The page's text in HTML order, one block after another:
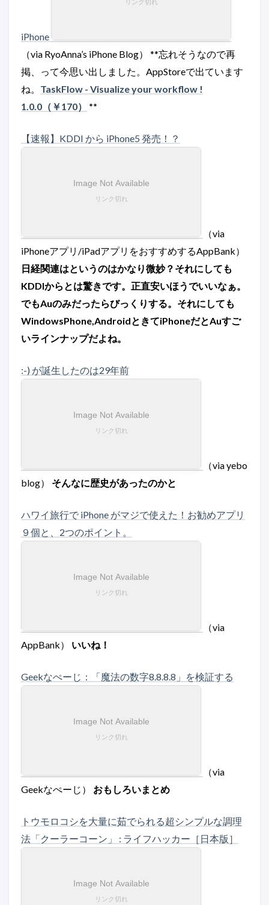
iPhone
（via RyoAnna’s iPhone Blog） **忘れそうなので再
掲、って今思い出しました。AppStoreで出ています
ね。 TaskFlow - Visualize your workflow !
1.0.0（￥170）
**
【速報】KDDI から iPhone5 発売！？
（via
iPhoneアプリ/iPadアプリをおすすめするAppBank）
日経関連はというのはかなり微妙？それにしても
KDDIからとは驚きです。正直安いほうでいいなぁ。
でもAuのみだったらびっくりする。それにしても
WindowsPhone,AndroidときてiPhoneだとAuすご
いラインナップだよね。
:-) が誕生したのは29年前
（via yebo
blog） そんなに歴史があったのかと
ハワイ旅行で iPhone がマジで使えた！お勧めアプリ
９個と、2つのポイント。
（via
AppBank） いいね！
Geekなぺーじ：「魔法の数字8.8.8.8」を検証する
（via
Geekなぺーじ） おもしろいまとめ
トウモロコシを大量に茹でられる超シンプルな調理
法「クーラーコーン」 : ライフハッカー［日本版］